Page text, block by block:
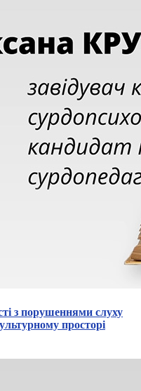
з порушеннями слуху
просторі